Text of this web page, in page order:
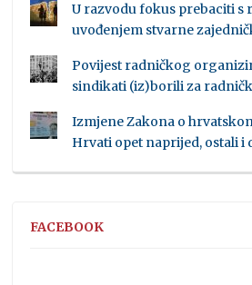
U razvodu fokus prebaciti s
uvođenjem stvarne
Povijest radničkog
sindikati (iz)borili za
Izmjene Zakona o
Hrvati opet naprijed, ostali i
FACEBOOK